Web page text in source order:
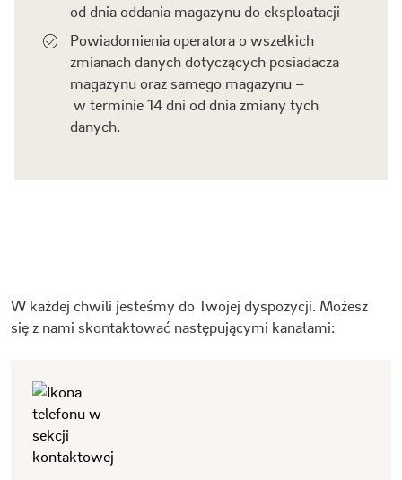
od dnia oddania magazynu do eksploatacji
Powiadomienia operatora o wszelkich
zmianach danych dotyczących posiadacza
magazynu oraz samego magazynu –
w terminie 14 dni od dnia zmiany tych
danych.
W każdej chwili jesteśmy do Twojej dyspozycji. Możesz
się z nami skontaktować następującymi kanałami: